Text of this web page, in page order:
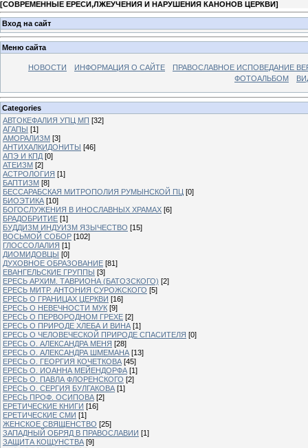
[СОВРЕМЕННЫЕ ЕРЕСИ,ЛЖЕУЧЕНИЯ И НАРУШЕНИЯ КАНОНОВ ЦЕРКВИ]
Вход на сайт
Меню сайта
НОВОСТИ ИНФОРМАЦИЯ О САЙТЕ
ПРАВОСЛАВНОЕ ИСПОВЕДАНИЕ
ФОТОАЛЬБОМ
Categories
АВТОКЕФАЛИЯ УПЦ МП [32]
АГАПЫ [1]
АМОРАЛИЗМ [3]
АНТИХАЛКИДОНИТЫ [46]
АПЭ И КПД [0]
АТЕИЗМ [2]
АСТРОЛОГИЯ [1]
БАПТИЗМ [8]
БЕССАРАБСКАЯ МИТРОПОЛИЯ РУМЫНСКОЙ ПЦ [0]
БИОЭТИКА [10]
БОГОСЛУЖЕНИЯ В ИНОСЛАВНЫХ ХРАМАХ [6]
БРАДОБРИТИЕ [1]
БУДДИЗМ ИНДУИЗМ ЯЗЫЧЕСТВО [15]
ВОСЬМОЙ СОБОР [102]
ГЛОССОЛАЛИЯ [1]
ДИОМИДОВЦЫ [0]
ДУХОВНОЕ ОБРАЗОВАНИЕ [81]
ЕВАНГЕЛЬСКИЕ ГРУППЫ [3]
ЕРЕСЬ АРХИМ. ТАВРИОНА (БАТОЗСКОГО) [2]
ЕРЕСЬ МИТР. АНТОНИЯ СУРОЖСКОГО [5]
ЕРЕСЬ О ГРАНИЦАХ ЦЕРКВИ [16]
ЕРЕСЬ О НЕВЕЧНОСТИ МУК [9]
ЕРЕСЬ О ПЕРВОРОДНОМ ГРЕХЕ [2]
ЕРЕСЬ О ПРИРОДЕ ХЛЕБА И ВИНА [1]
ЕРЕСЬ О ЧЕЛОВЕЧЕСКОЙ ПРИРОДЕ СПАСИТЕЛЯ [0]
ЕРЕСЬ О. АЛЕКСАНДРА МЕНЯ [28]
ЕРЕСЬ О. АЛЕКСАНДРА ШМЕМАНА [13]
ЕРЕСЬ О. ГЕОРГИЯ КОЧЕТКОВА [45]
ЕРЕСЬ О. ИОАННА МЕЙЕНДОРФА [1]
ЕРЕСЬ О. ПАВЛА ФЛОРЕНСКОГО [2]
ЕРЕСЬ О. СЕРГИЯ БУЛГАКОВА [1]
ЕРЕСЬ ПРОФ. ОСИПОВА [2]
ЕРЕТИЧЕСКИЕ КНИГИ [16]
ЕРЕТИЧЕСКИЕ СМИ [1]
ЖЕНСКОЕ СВЯЩЕНСТВО [25]
ЗАПАДНЫЙ ОБРЯД В ПРАВОСЛАВИИ [1]
ЗАЩИТА КОЩУНСТВА [9]